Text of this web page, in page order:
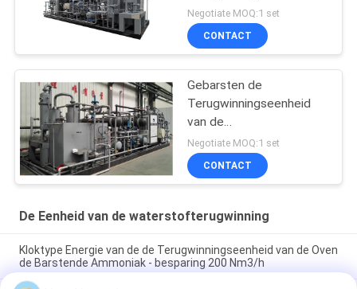
80% die van de
Ammoniakwaterstof
Tarief terugkrijgen
Negotiate MOQ:1 set
CONTACT
Gebarsten de
Terugwinningseenheid
van de
Ammoniakwaterstof voor
ph-r Wolframmacht
Negotiate MOQ:1 set
CONTACT
De Eenheid van de waterstofterugwinning
Kloktype Energie van de de Terugwinningseenheid van de Oven
de Barstende Ammoniak - besparing 200 Nm3/h